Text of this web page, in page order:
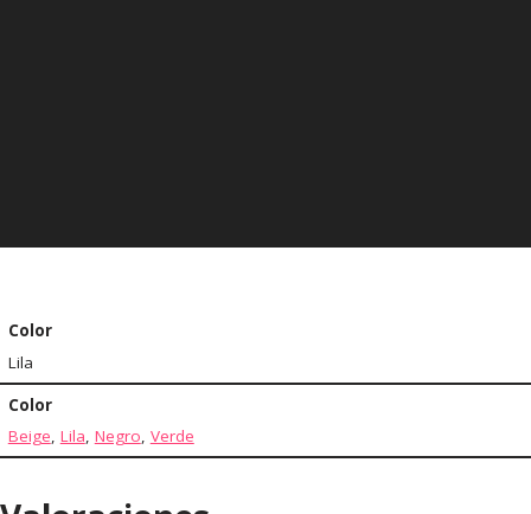
Color
Lila
Color
Beige, Lila, Negro, Verde